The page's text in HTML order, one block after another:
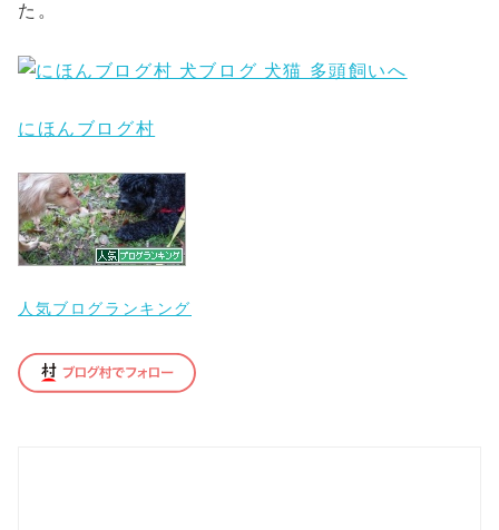
た。
にほんブログ村
人気ブログランキング